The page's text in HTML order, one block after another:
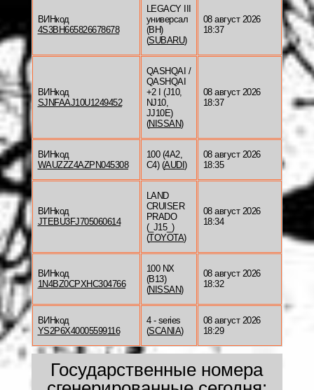
ВИНкод
4S3BH665826678678
LEGACY III
универсал
(BH)
(SUBARU)
08 август 2026
18:37
ВИНкод
SJNFAAJ10U1249452
QASHQAI /
QASHQAI
+2 I (J10,
NJ10,
JJ10E)
(NISSAN)
08 август 2026
18:37
ВИНкод
WAUZZZ4AZPN045308
100 (4A2,
C4) (AUDI )
08 август 2026
18:35
ВИНкод
JTEBU3FJ705060614
LAND
CRUISER
PRADO
(_J15_)
(TOYOTA)
08 август 2026
18:34
ВИНкод
1N4BZ0CPXHC304766
100 NX
(B13)
(NISSAN)
08 август 2026
18:32
ВИНкод
YS2P6X40005599116
4 - series
(SCANIA)
08 август 2026
18:29
Государственные номера